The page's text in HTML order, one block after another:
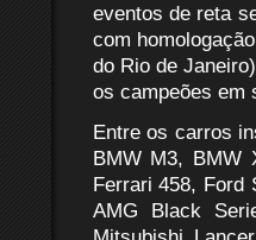
eventos de reta
com
do Rio de
os campeões em
Entre os carros
BMW M3, BMW
Ferrari 458, Ford
AMG Black